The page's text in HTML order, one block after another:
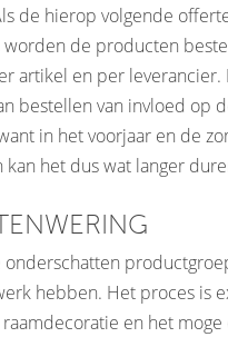
de hierop volgende
worden de producten
artikel en per leverancier.
bestellen van invloed op
in het voorjaar en de
kan het dus wat langer
onderschatten
hebben. Het proces is
raamdecoratie en het